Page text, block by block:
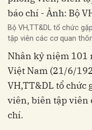
Bộ VH,TT&DL tổ chức
tập viên các cơ quan
Nhân kỷ niệm 101
Việt Nam (21/6/
VH,TT&DL tổ chức
viên, biên tập viên
chí.